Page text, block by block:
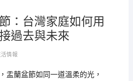
：台灣家庭如何用
過去與未來
活情報
盂蘭盆節如同一道溫柔的光，